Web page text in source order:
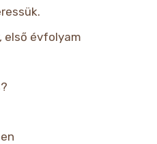
első évfolyam